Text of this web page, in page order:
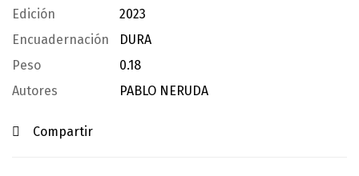
Edición
2023
Encuadernación
DURA
Peso
0.18
Autores
PABLO NERUDA
Compartir